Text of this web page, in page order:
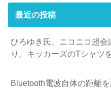
最近の投稿
ひろゆき氏、ニコニコ超
り。キッカーズのTシャツ
Bluetooth電波自体の距離